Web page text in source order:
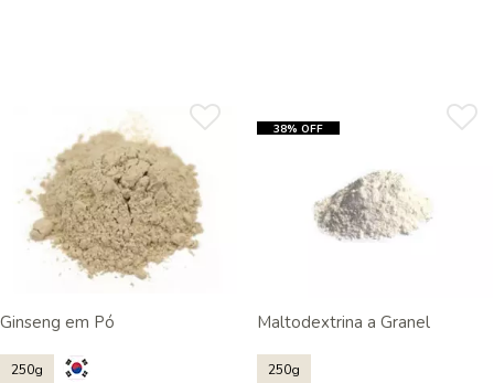
Ginseng em Pó
250g
38% OFF
Maltodextrina a Granel
250g